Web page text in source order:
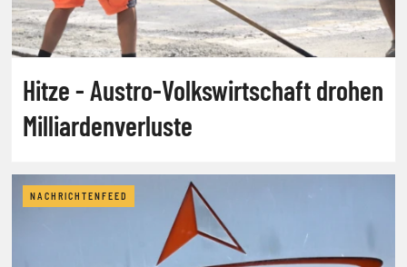
Hitze - Austro-Volkswirtschaft drohen
Milliardenverluste
NACHRICHTENFEED